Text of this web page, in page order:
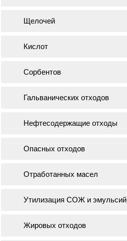
Щелочей
Кислот
Сорбентов
Гальванических отходов
Нефтесодержащие отходы
Опасных отходов
Отработанных масел
Утилизация СОЖ и эмульсий
Жировых отходов